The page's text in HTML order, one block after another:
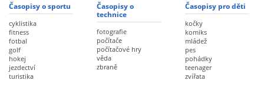
Časopisy o sportu
cyklistika
fitness
fotbal
golf
hokej
jezdectví
turistika
Časopisy o
technice
fotografie
počítače
počítačové hry
věda
zbraně
Časopisy pro děti
kočky
komiks
mládež
pes
pohádky
teenager
zvířata